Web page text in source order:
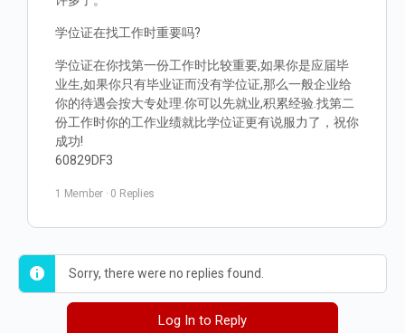
学位证在找工作时重要吗?
学位证在你找第一份工作时比较重要,如果你是应届毕
业生,如果你只有毕业证而没有学位证,那么一般企业给
你的待遇会按大专处理.你可以先就业,积累经验.找第二
份工作时你的工作业绩就比学位证更有说服力了，祝你
成功!
60829DF3
1 Member · 0 Replies
Sorry, there were no replies found.
Log In to Reply